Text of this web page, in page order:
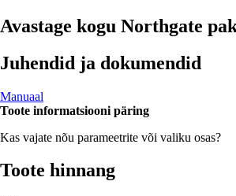
Avastage kogu Northgate
Juhendid ja dokumendid
Manuaal
Toote informatsiooni päring
Kas vajate nõu parameetrite või valiku osas?
Toote hinnang